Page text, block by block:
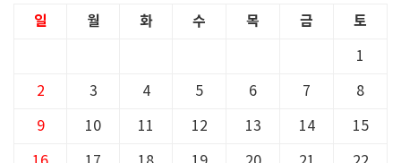
일 월 화 수 목 금 토
1
2 3 4 5 6 7 8
9 10 11 12 13 14 15